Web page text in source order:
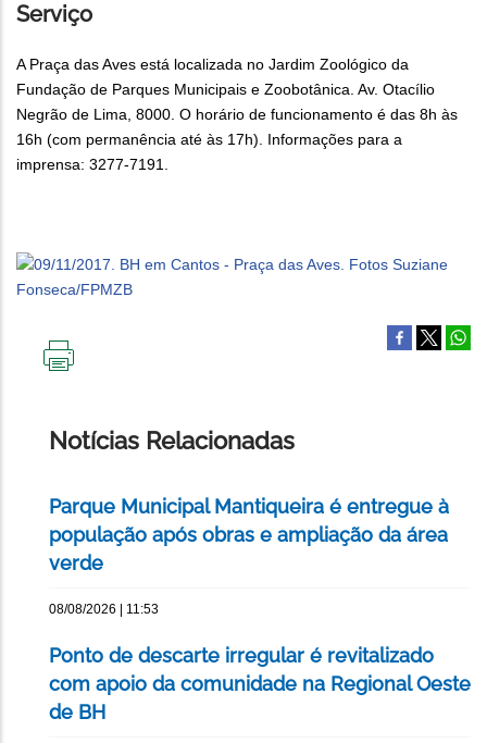
Serviço
A Praça das Aves está localizada no Jardim Zoológico da
Fundação de Parques Municipais e Zoobotânica. Av. Otacílio
Negrão de Lima, 8000. O horário de funcionamento é das 8h às
16h (com permanência até às 17h). Informações para a
imprensa: 3277-7191.
Notícias Relacionadas
Parque Municipal Mantiqueira é entregue à
população após obras e ampliação da área
verde
08/08/2026 | 11:53
Ponto de descarte irregular é revitalizado
com apoio da comunidade na Regional Oeste
de BH